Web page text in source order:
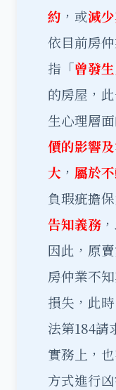
約 ，或減
依目前房
指「曾發
的房屋，
生心理層
價的影響
大 ， 屬於
負瑕疵擔
告知義務
因此，原
房仲業不
損失，此
法第184請
實務上，
方式進行